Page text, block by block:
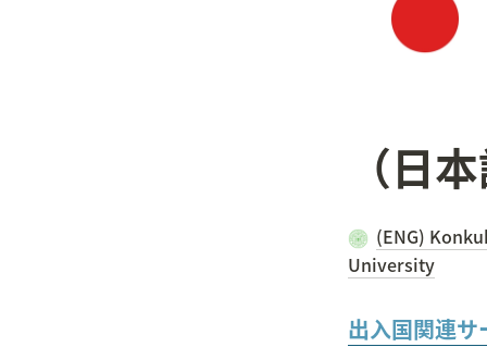
（日
(ENG)
University
出入国関連サ